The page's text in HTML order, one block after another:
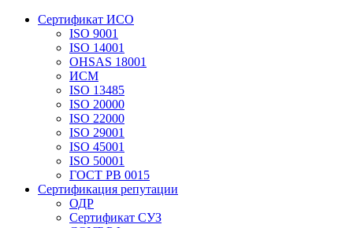
Сертификат ИСО
ISO 9001
ISO 14001
OHSAS 18001
ИСМ
ISO 13485
ISO 20000
ISO 22000
ISO 29001
ISO 45001
ISO 50001
ГОСТ РВ 0015
Сертификация репутации
ОДР
Сертификат СУЗ